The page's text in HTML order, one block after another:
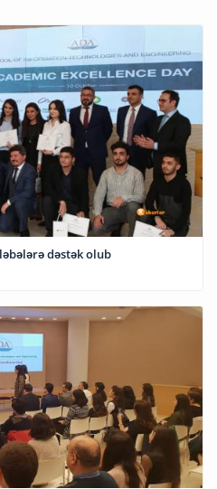
dəstək olub